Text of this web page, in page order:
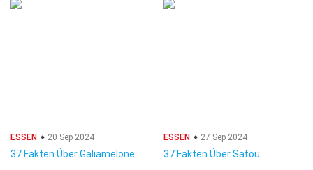
ESSEN 20 Sep 2024
37 Fakten Über Galiamelone
ESSEN 27 Sep 2024
37 Fakten Über Safou